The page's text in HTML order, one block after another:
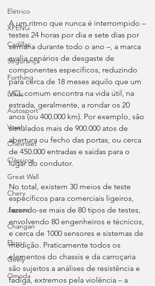
Elétrico
XPENG
Cadillac
Segurança
Forthing
Lotus
Autosport
Voyah
Chevrolet
Clássicos
Great Wall
Chery
Jaecoo
Changan
Ebro
Geely
Omoda
A um ritmo que nunca é interrompido –
testes 24 horas por dia e sete dias por
semana durante todo o ano –, a marca
avalia cenários de desgaste de
componentes específicos, reduzindo
para cerca de 18 meses aquilo que um
VCL comum encontra na vida útil, na
estrada, geralmente, a rondar os 20
anos (ou 400.000 km). Por exemplo, são
simulados mais de 900.000 atos de
abertura ou fecho das portas, ou cerca
de 450.000 entradas e saídas para o
lugar do condutor.
No total, existem 30 meios de teste
específicos para comerciais ligeiros,
fazendo-se mais de 80 tipos de testes,
envolvendo 80 engenheiros e técnicos,
e cerca de 1000 sensores e sistemas de
medição. Praticamente todos os
elementos do chassis e da carroçaria
são sujeitos a análises de resistência e
fadiga, extremos pela violência – a